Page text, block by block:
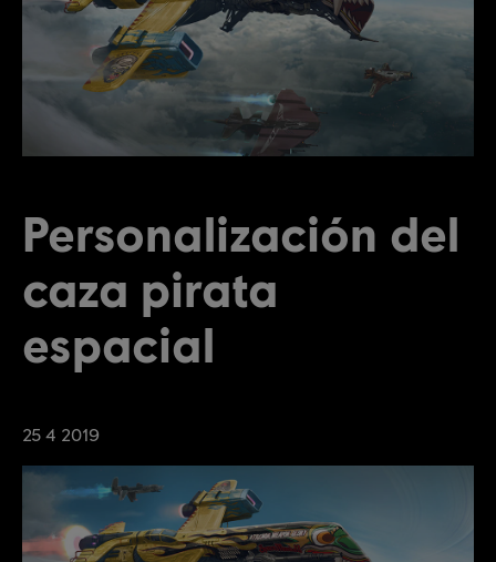
HIT RECORD
MULTIMEDIA
25 4 2019
Personalización del
caza pirata
espacial